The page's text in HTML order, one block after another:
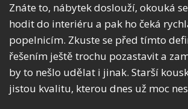
Znáte to, nábytek doslouží, okouká
hodit do interiéru a pak ho čeká
popelnicím. Zkuste se před tímto
řešením ještě trochu pozastavit a
by to nešlo udělat i jinak. Starší
jistou kvalitu, kterou dnes už moc